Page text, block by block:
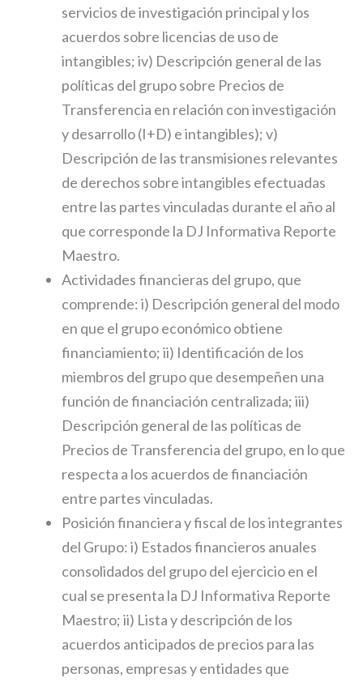
servicios de investigación principal y los
acuerdos sobre licencias de uso de
intangibles; iv) Descripción general de las
políticas del grupo sobre Precios de
Transferencia en relación con investigación
y desarrollo (I+D) e intangibles); v)
Descripción de las transmisiones relevantes
de derechos sobre intangibles efectuadas
entre las partes vinculadas durante el año al
que corresponde la DJ Informativa Reporte
Maestro.
Actividades financieras del grupo, que
comprende: i) Descripción general del modo
en que el grupo económico obtiene
financiamiento; ii) Identificación de los
miembros del grupo que desempeñen una
función de financiación centralizada; iii)
Descripción general de las políticas de
Precios de Transferencia del grupo, en lo que
respecta a los acuerdos de financiación
entre partes vinculadas.
Posición financiera y fiscal de los integrantes
del Grupo: i) Estados financieros anuales
consolidados del grupo del ejercicio en el
cual se presenta la DJ Informativa Reporte
Maestro; ii) Lista y descripción de los
acuerdos anticipados de precios para las
personas, empresas y entidades que